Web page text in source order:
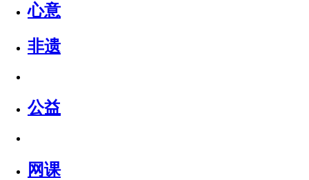
心意
非遗
公益
网课